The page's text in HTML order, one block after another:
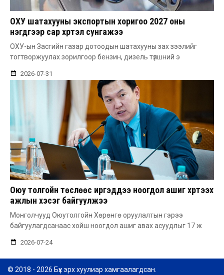
ОХУ шатахууны экспортын хоригоо 2027 оны
нэгдүгээр сар хүртэл сунгажээ
ОХУ-ын Засгийн газар дотоодын шатахууны зах зээлийг
тогтворжуулах зорилгоор бензин, дизель түлшний э
2026-07-31
Оюу толгойн төслөөс иргэддээ ноогдол ашиг хүртээх
ажлын хэсэг байгуулжээ
Монголчууд Оюутолгойн Хөрөнгө оруулалтын гэрээ
байгуулагдсанаас хойш ноогдол ашиг авах асуудлыг 17 ж
2026-07-24
© 2018 - 2026 Бүх эрх хуулиар хамгаалагдсан.